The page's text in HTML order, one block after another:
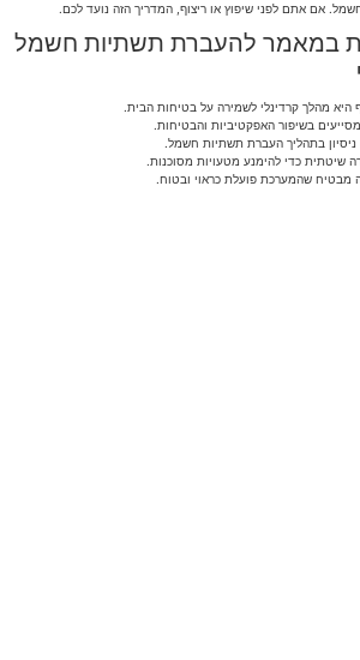
אם אתם לפני שיפוץ או ריצוף, המדריך הזה נועד לכם.
במאמר להעברת תשתיות חשמל
מהלך קרדינלי לשמירה על בטיחות הבית.
בשיפור האפקטיביות והבטיחות.
בתהליך העברת תשתיות חשמל.
שיטתית כדי להימנע מטעויות מסוכנות.
מבטיח שהמערכת פועלת כראוי ובטוח.